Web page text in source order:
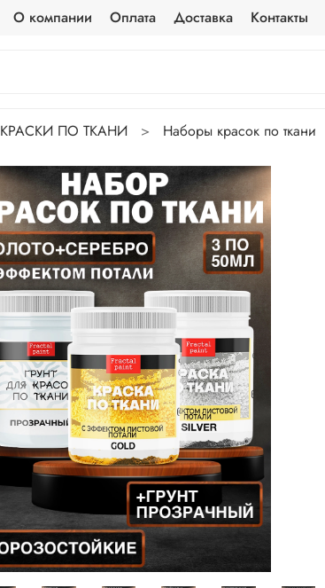
О компании Оплата Доставка Контакты
КРАСКИ ПО ТКАНИ Наборы красок по ткани